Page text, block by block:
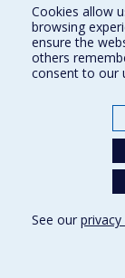
Find us
Site map
Accessibility
Cookies allow
browsing
ensure the
others
consent to our
See our